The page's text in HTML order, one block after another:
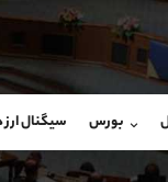
بورس سیگنال
شروع